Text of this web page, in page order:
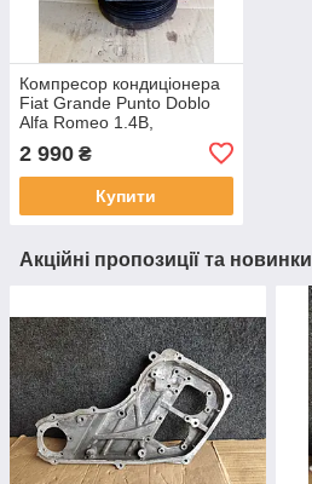
Компресор кондиціонера
Fiat Grande Punto Doblo
Alfa Romeo 1.4B,
447190-2151, 10J03936
2 990 ₴
Купити
Акційні пропозиції та новинки